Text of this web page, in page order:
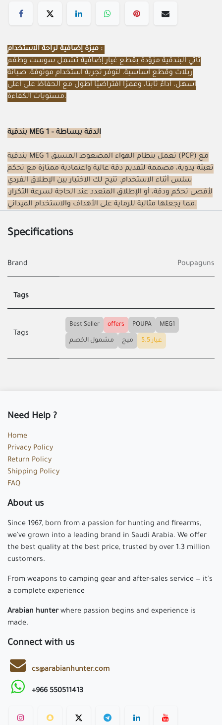
ميزة إضافية لراحة الاستخدام :
تأتي البندقية مزوّدة بقطع غيار إضافية تشمل سوست وطقم
ربلات وقطع أساسية، لتوفّر تجربة استخدام موثوقة، صيانة
أسهل، أداءً ثابتًا، وعمرًا افتراضيًا أطول مع الحفاظ على أعلى
مستويات الكفاءة.
بندقية MEG 1 – الدقة ببساطة
بندقية MEG 1 تعمل بنظام الهواء المضغوط المسبق (PCP) مع
تعبئة يدوية، مصممة لتقديم دقة عالية واعتمادية ممتازة مع تحكم
سلس أثناء الاستخدام. تتيح لك الاختيار بين الإطلاق الفردي
لأقصى تحكم ودقة، أو الإطلاق المتعدد عند الحاجة لسرعة التكرار،
مما يجعلها مثالية للرماية على الأهداف والاستخدام الميداني.
Specifications
Brand Poupaguns
Tags
Tags
Best Seller offers POUPA MEG1
مشمول الخصم ميج عيار 5.5
Need Help ?
Home
Privacy Policy
Return Policy
Shipping Policy
FAQ
About us
Since 1967, born from a passion for hunting and firearms,
we've grown into a leading brand in Saudi Arabia. We offer
the best quality at the best price, trusted by over 1.3 million
customers.
From weapons to camping gear and after-sales service — it’s
a complete experience
Arabian hunterwhere passion begins and experience is
made.
Connect with us
cs@arabianhunter.com
+966 550511413